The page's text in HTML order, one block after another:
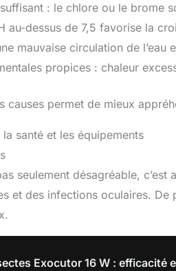
: le chlore ou le brome
au-dessus de 7,5 favorise la
mauvaise circulation de l’eau
propices : chaleur
causes permet de mieux
santé et les équipements
seulement désagréable,
et des infections oculaires.
Exocutor 16 W : efficacité